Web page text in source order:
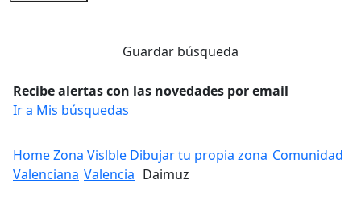
Guardar búsqueda
Recibe alertas con las novedades por email
Ir a Mis búsquedas
HomeZona Vislble Dibujar tu propia zona Comunidad
Valenciana Valencia Daimuz